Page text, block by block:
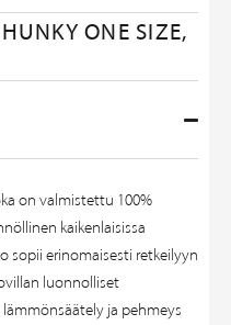
ONE SIZE,
on valmistettu 100%
kaikenlaisissa
sopii erinomaisesti retkeilyyn
luonnolliset
ja pehmeys